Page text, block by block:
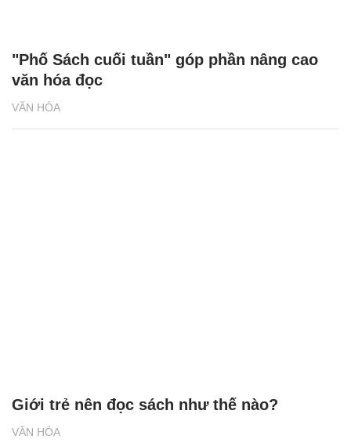
VĂN HÓA
"Phố Sách cuối tuần" góp phần nâng cao
văn hóa đọc
VĂN HÓA
Giới trẻ nên đọc sách như thế nào?